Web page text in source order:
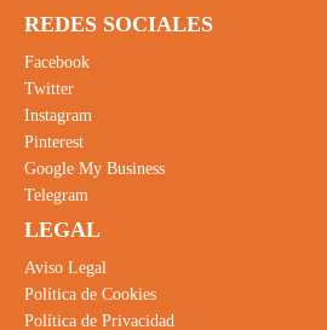
REDES SOCIALES
Facebook
Twitter
Instagram
Pinterest
Google My Business
Telegram
LEGAL
Aviso Legal
Política de Cookies
Política de Privacidad